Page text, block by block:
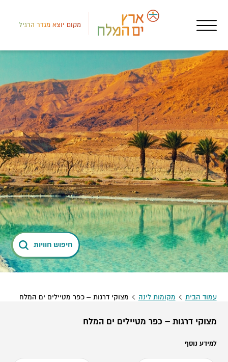
מקום יוצא מגדר הרגיל
חיפוש חוויות
עמוד הבית מקומות לינה מצוקי דרגות – כפר מטיילים ים המלח
מצוקי דרגות – כפר מטיילים ים המלח
למידע נוסף